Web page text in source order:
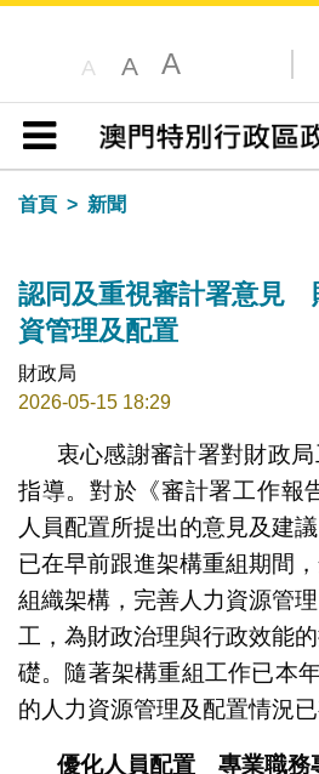
A A A
目錄
首頁
新聞
認同及重視審計署意見
資管理及配置
財政局
2026-05-15 18:29
衷心感謝審計署對財政
指導。對於《審計署工作報
人員配置所提出的意見及建
已在早前跟進架構重組期間
組織架構，完善人力資源管
工，為財政治理與行政效能
礎。隨著架構重組工作已本
的人力資源管理及配置情況已
優化人員配置 專業職務